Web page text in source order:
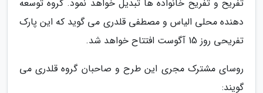
تفریح و تفریح خانواده ها تبدیل خواهد نمود. گروه توسعه
دهنده محلی الیاس و مصطفی قلدری می گوید که این پارک
تفریحی روز 15 آگوست افتتاح خواهد شد.
روسای مشترک مجری این طرح و صاحبان گروه قلدری می
گویند: